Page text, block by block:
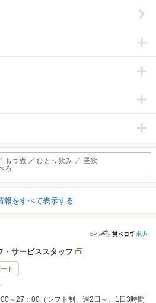
もつ煮 ／ ひとり飲み ／ 昼飲
ろ
報をすべて表示する
by
・サービススタッフ
ト
～27：00（シフト制、週2日～、1日3時間